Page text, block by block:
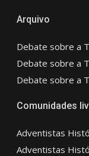
Arquivo
Debate sobre a
Debate sobre a
Debate sobre a
Comunidades
Adventistas
Adventistas